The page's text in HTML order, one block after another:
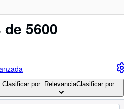
de 5600
Clasificar por: RelevanciaClasificar por...